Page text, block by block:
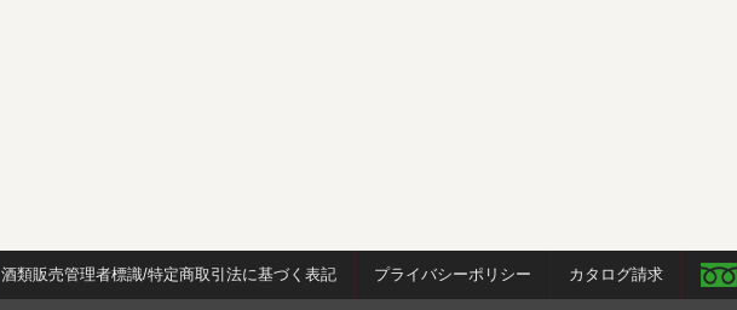
酒類販売管理者標識/特定商取引法に基づく表記 プライバシーポリシー カタログ請求